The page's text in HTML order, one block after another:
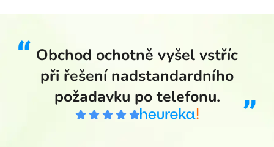
Obchod ochotně vyšel vstříc
při řešení nadstandardního
požadavku po telefonu.